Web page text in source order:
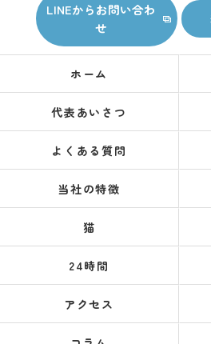
LINEからお問い合わ
せ
ホーム
代表あいさつ
よくある質問
当社の特徴
猫
24時間
アクセス